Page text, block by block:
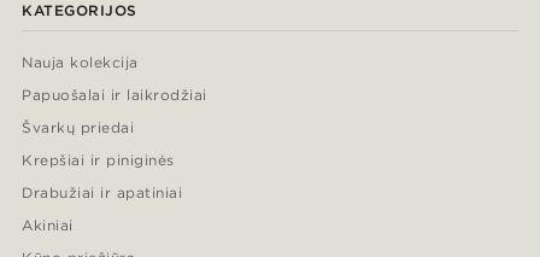
KATEGORIJOS
Nauja kolekcija
Papuošalai ir laikrodžiai
Švarkų priedai
Krepšiai ir piniginės
Drabužiai ir apatiniai
Akiniai